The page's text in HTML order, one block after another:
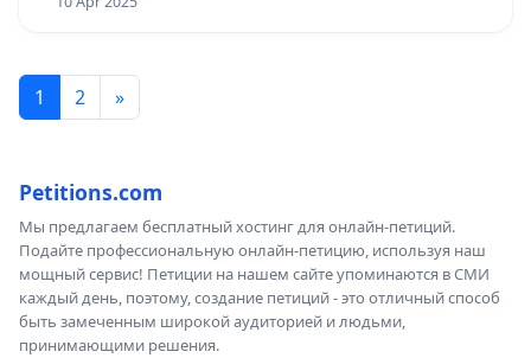
1 2 »
Petitions.com
Мы предлагаем бесплатный хостинг для онлайн-петиций.
Подайте профессиональную онлайн-петицию, используя наш
мощный сервис! Петиции на нашем сайте упоминаются в СМИ
каждый день, поэтому, создание петиций - это отличный способ
быть замеченным широкой аудиторией и людьми,
принимающими решения.